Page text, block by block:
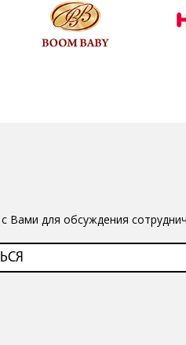
Вами для обсуждения